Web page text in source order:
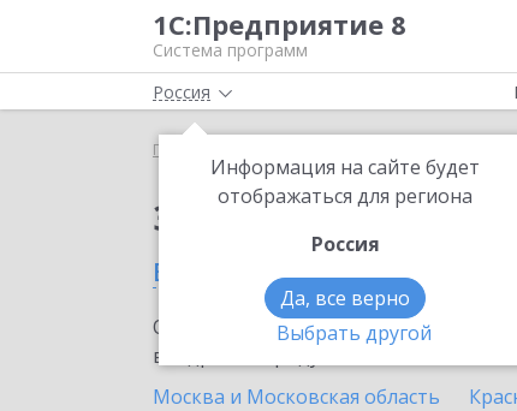
1С:Предприятие 8
Система программ
Россия
Информация на сайте будет
отображаться для региона
Россия
Да, все верно
Выбрать другой
Главная 1С:Предприятие
Заказать
в России
Ознакомьтесь с информационными
внедрение продукта.
Москва и Московская область